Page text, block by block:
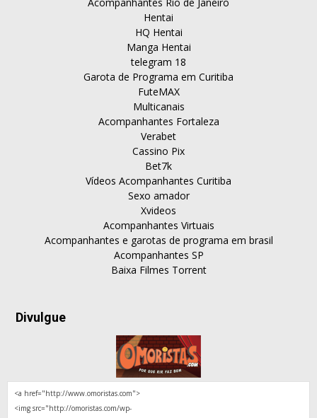
Hentai
HQ Hentai
Manga Hentai
telegram 18
Garota de Programa em Curitiba
FuteMAX
Multicanais
Acompanhantes Fortaleza
Verabet
Cassino Pix
Bet7k
Vídeos Acompanhantes Curitiba
Sexo amador
Xvideos
Acompanhantes Virtuais
Acompanhantes e garotas de programa em brasil
Acompanhantes SP
Baixa Filmes Torrent
Divulgue